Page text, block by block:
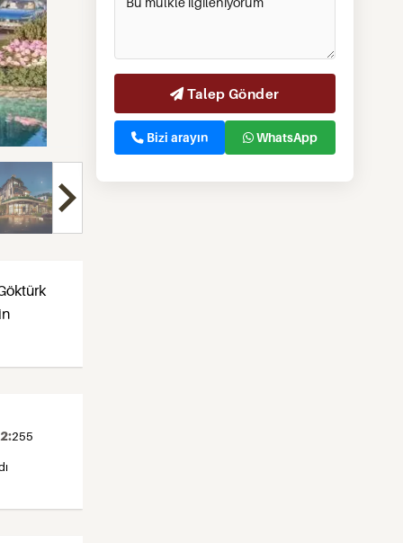
255
Talep Gönder
Bizi arayın WhatsApp